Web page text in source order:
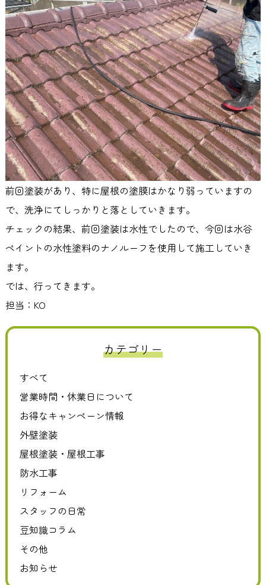
前回塗装があり、特に屋根の塗膜はかなり弱っていますの
で、洗浄にてしっかりと落としていきます。
チェックの結果、前回塗装は水性でしたので、今回は水谷
ペイントの水性塗料のナノルーフを使用して施工していき
ます。
では、行ってきます。
担当：KO
カテゴリー
すべて
営業時間・休業日について
お得なキャンペーン情報
外壁塗装
屋根塗装・屋根工事
防水工事
リフォーム
スタッフの日常
豆知識コラム
その他
お知らせ